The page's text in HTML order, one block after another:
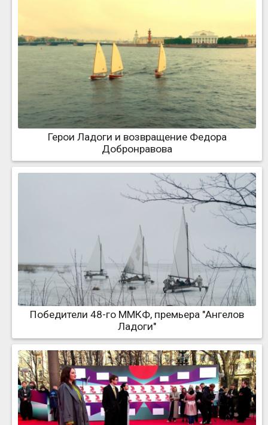
Герои Ладоги и возвращение Федора
Добронравова
Победители 48-го ММКФ, премьера "Ангелов
Ладоги"